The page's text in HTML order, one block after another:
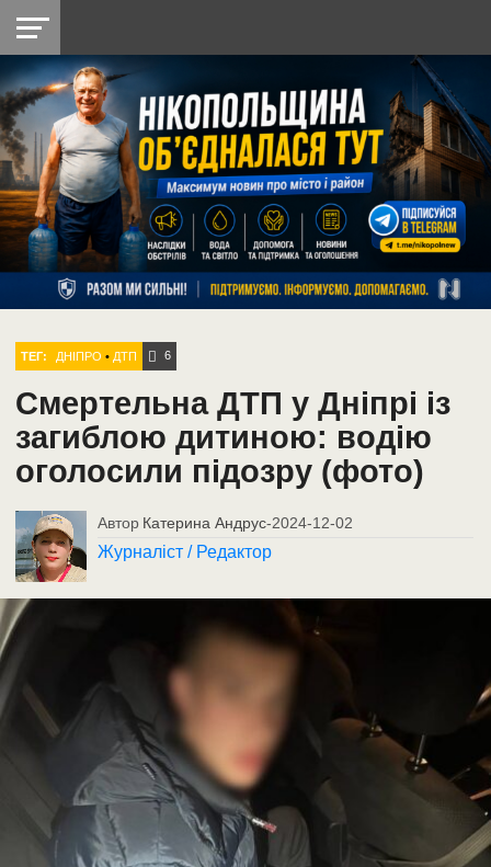
НІКОПОЛЬ
РАЙОН
СІЧЕСЛАВСЬКА
УКРАЇНА
РЕТРО
НІКОПОЛЬ
ЛАЙТ
УКРАЇНА
ДОПОМОГА
РАДІО
ТЕГ: ДНІПРО • ДТП 6
Смертельна ДТП у Дніпрі із
загиблою дитиною: водію
оголосили підозру (фото)
Автор Катерина Андрус-2024-12-02
Журналіст / Редактор